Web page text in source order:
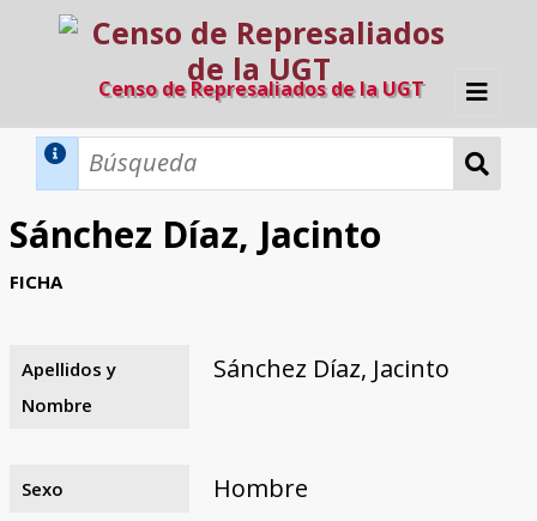
Censo de Represaliados de la UGT
Inicio
Búsqueda Dinámica
Búsqueda Avanzada
Razones y objetivos
El equipo
Colaboradores
Fuentes documentales
Sánchez Díaz, Jacinto
FICHA
Apellidos y
Nombre
Sánchez Díaz, Jacinto
Sexo Hombre